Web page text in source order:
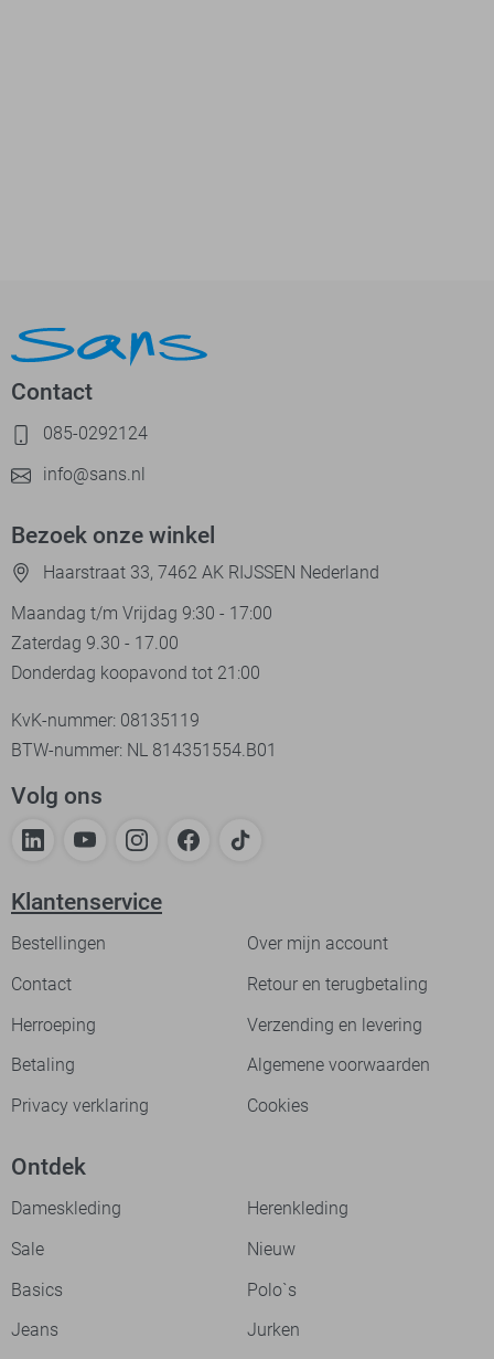
Contact
085-0292124
info@sans.nl
Bezoek onze winkel
Haarstraat 33, 7462 AK RIJSSEN Nederland
Maandag t/m Vrijdag 9:30 - 17:00
Zaterdag 9.30 - 17.00
Donderdag koopavond tot 21:00
KvK-nummer: 08135119
BTW-nummer: NL 814351554.B01
Volg ons
Klantenservice
Bestellingen
Over mijn account
Contact
Retour en terugbetaling
Herroeping
Verzending en levering
Betaling
Algemene voorwaarden
Privacy verklaring
Cookies
Ontdek
Dameskleding
Herenkleding
Sale
Nieuw
Basics
Polo`s
Jeans
Jurken